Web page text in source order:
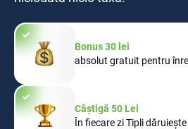
Bonus 30 lei
absolut gratuit pentru
Câștigă 50 Lei
În fiecare zi Tipli dăruiește